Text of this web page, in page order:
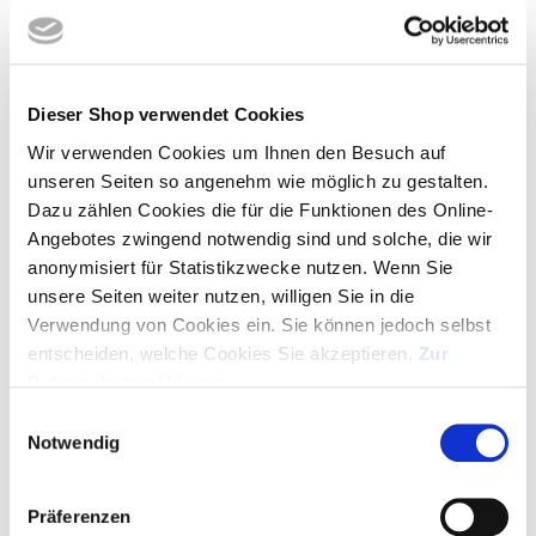
Dieser Shop verwendet Cookies
Wir verwenden Cookies um Ihnen den Besuch auf
unseren Seiten so angenehm wie möglich zu gestalten.
Dazu zählen Cookies die für die Funktionen des Online-
Angebotes zwingend notwendig sind und solche, die wir
anonymisiert für Statistikzwecke nutzen. Wenn Sie
unsere Seiten weiter nutzen, willigen Sie in die
Verwendung von Cookies ein. Sie können jedoch selbst
entscheiden, welche Cookies Sie akzeptieren. Zur
Notwendig
Präferenzen
Unser Tipp 1:
ausgewählten Kuli mit einer Lasergravur zu veredeln. So können
bestellen und müssen dasWerbebudget nicht unnötig
strapazieren.
Unser Tipp 2:Lange und viele Textzeilen mit Adresse,
Telefonnummer, Faxnummer, E-Mail und Internetadresse
überladen das Schreibgerät und der Fokus auf das Wesentliche
geht verloren. Setzen Sie Akzente und lassen Sie den hochwertig
veredelten Kugelschreiber für Sie wirken. Wir sind Ihnen gerne bei
Hochwertig gravierte Kugelschreiber aus
Metallische Oberflächen wie Edelstahl werden ebenfalls zu einer